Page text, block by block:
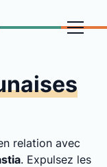
relation avec
. Expulsez les